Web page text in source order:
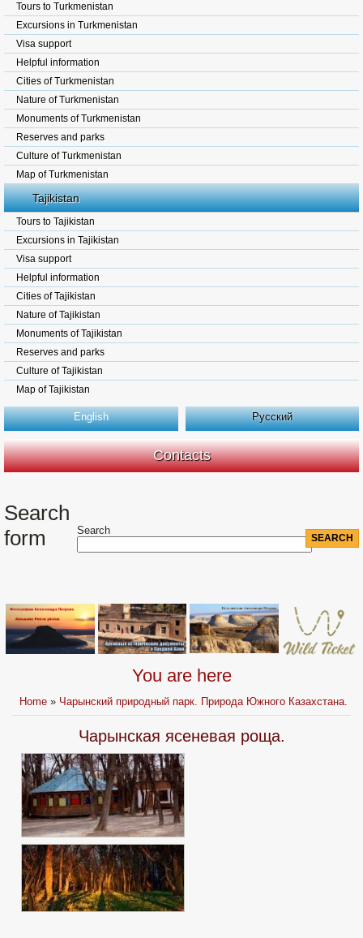
Tours to Turkmenistan
Excursions in Turkmenistan
Visa support
Helpful information
Cities of Turkmenistan
Nature of Turkmenistan
Monuments of Turkmenistan
Reserves and parks
Culture of Turkmenistan
Map of Turkmenistan
Tajikistan
Tours to Tajikistan
Excursions in Tajikistan
Visa support
Helpful information
Cities of Tajikistan
Nature of Tajikistan
Monuments of Tajikistan
Reserves and parks
Culture of Tajikistan
Map of Tajikistan
English Русский
Contacts
Search
form
Search
You are here
Home » Чарынский природный парк. Природа Южного Казахстана.
Чарынская ясеневая роща.